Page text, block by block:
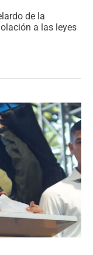
de la
a las leyes